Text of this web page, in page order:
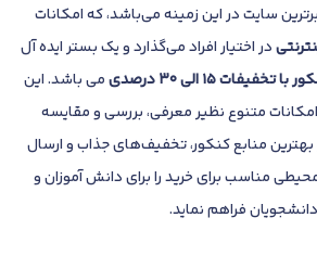
سایت در این زمینه می‌باشد، که امکانات
در اختیار افراد می‌گذارد و یک بستر ایده آل
15 الی 30 درصدی
می باشد. این
متنوع نظیر معرفی، بررسی و مقایسه
منابع کنکور، تخفیف‌های جذاب و ارسال
مناسب برای خرید را برای دانش آموزان و
دانشجویان فراهم نماید.